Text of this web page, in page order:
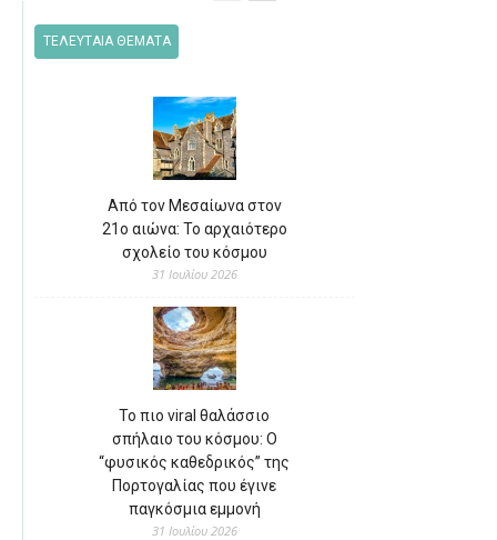
ΤΕΛΕΥΤΑΙΑ ΘΕΜΑΤΑ
Από τον Μεσαίωνα στον
21ο αιώνα: Το αρχαιότερο
σχολείο του κόσμου
31 Ιουλίου 2026
Το πιο viral θαλάσσιο
σπήλαιο του κόσμου: Ο
“φυσικός καθεδρικός” της
Πορτογαλίας που έγινε
παγκόσμια εμμονή
31 Ιουλίου 2026